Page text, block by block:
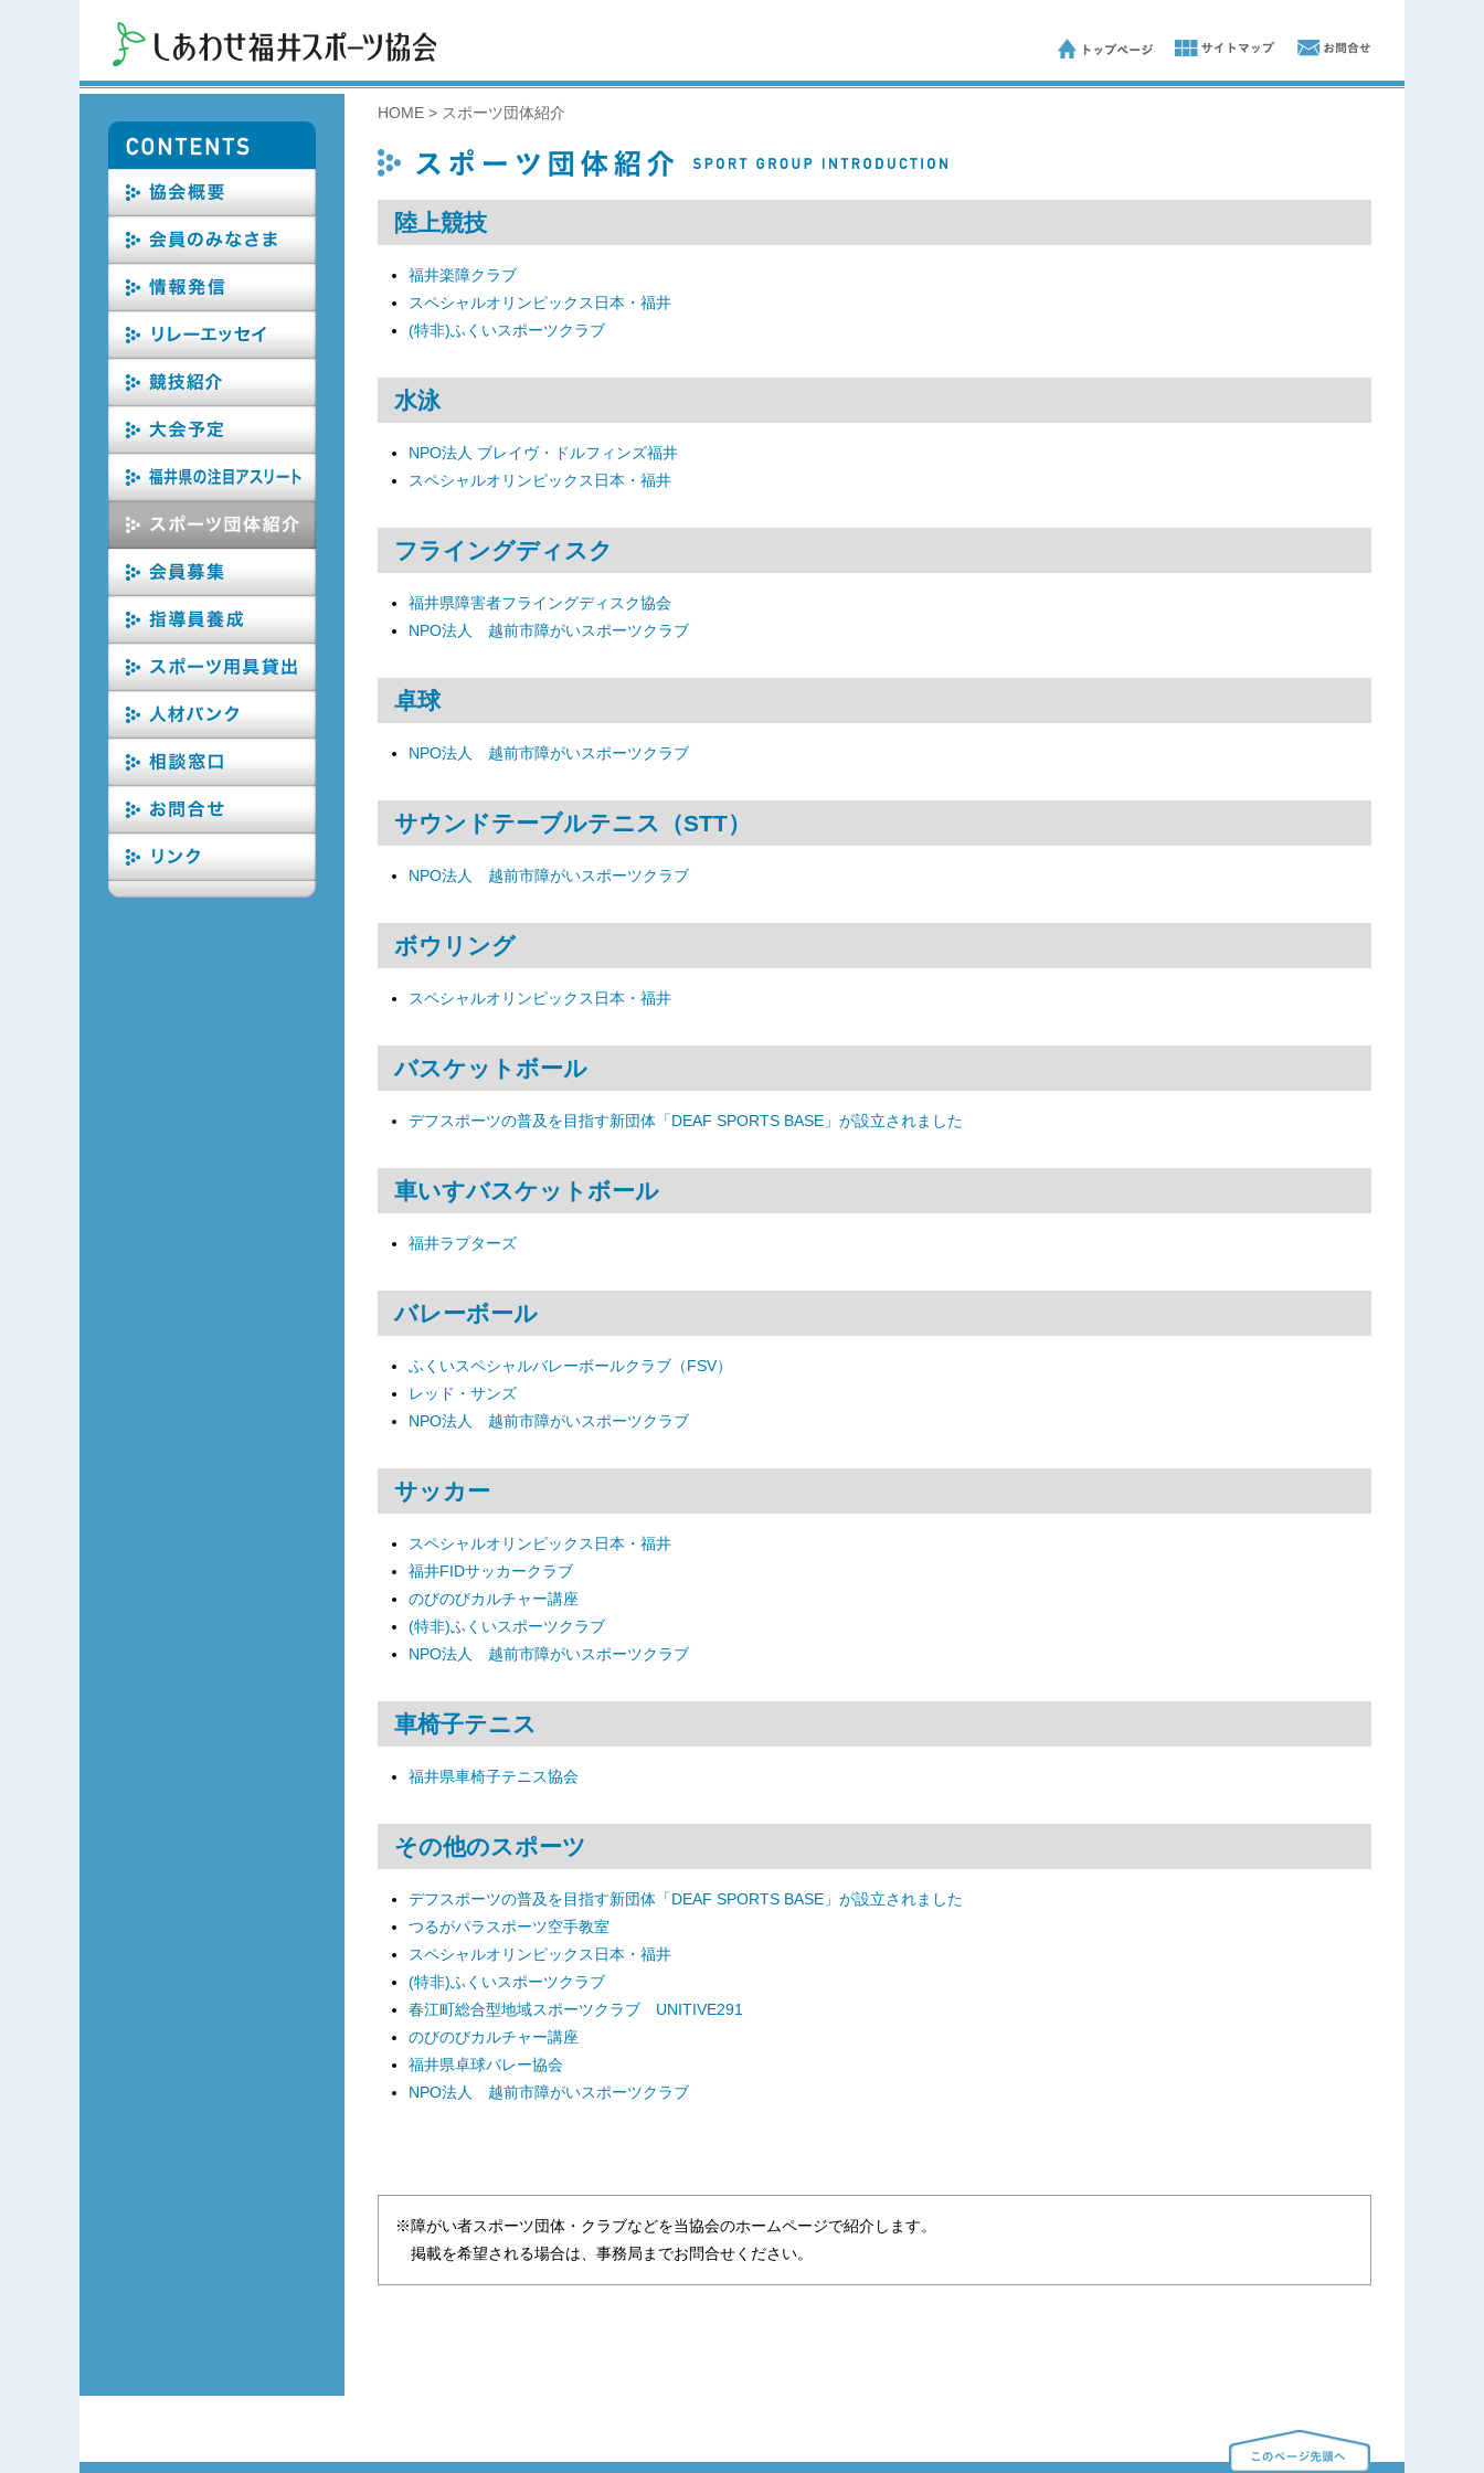
HOME > スポーツ団体紹介
陸上競技
福井楽障クラブ
スペシャルオリンピックス日本・福井
(特非)ふくいスポーツクラブ
水泳
NPO法人 ブレイヴ・ドルフィンズ福井
スペシャルオリンピックス日本・福井
フライングディスク
福井県障害者フライングディスク協会
NPO法人 越前市障がいスポーツクラブ
卓球
NPO法人 越前市障がいスポーツクラブ
サウンドテーブルテニス（STT）
NPO法人 越前市障がいスポーツクラブ
ボウリング
スペシャルオリンピックス日本・福井
バスケットボール
デフスポーツの普及を目指す新団体「DEAF SPORTS BASE」が設立されました
車いすバスケットボール
福井ラプターズ
バレーボール
ふくいスペシャルバレーボールクラブ（FSV）
レッド・サンズ
NPO法人 越前市障がいスポーツクラブ
サッカー
スペシャルオリンピックス日本・福井
福井FIDサッカークラブ
のびのびカルチャー講座
(特非)ふくいスポーツクラブ
NPO法人 越前市障がいスポーツクラブ
車椅子テニス
福井県車椅子テニス協会
その他のスポーツ
デフスポーツの普及を目指す新団体「DEAF SPORTS BASE」が設立されました
つるがパラスポーツ空手教室
スペシャルオリンピックス日本・福井
(特非)ふくいスポーツクラブ
春江町総合型地域スポーツクラブ UNITIVE291
のびのびカルチャー講座
福井県卓球バレー協会
NPO法人 越前市障がいスポーツクラブ
※障がい者スポーツ団体・クラブなどを当協会のホームページで紹介します。
掲載を希望される場合は、事務局までお問合せください。